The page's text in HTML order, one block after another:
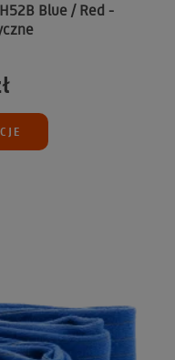
Blue / Red -